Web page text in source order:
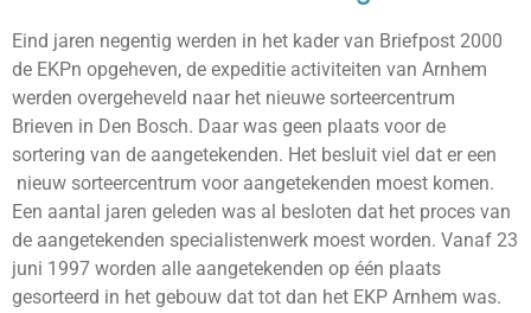
Eind jaren negentig werden in het kader van Briefpost 2000
de EKPn opgeheven, de expeditie activiteiten van Arnhem
werden overgeheveld naar het nieuwe sorteercentrum
Brieven in Den Bosch. Daar was geen plaats voor de
sortering van de aangetekenden. Het besluit viel dat er een
nieuw sorteercentrum voor aangetekenden moest komen.
Een aantal jaren geleden was al besloten dat het proces van
de aangetekenden specialistenwerk moest worden. Vanaf 23
juni 1997 worden alle aangetekenden op één plaats
gesorteerd in het gebouw dat tot dan het EKP Arnhem was.